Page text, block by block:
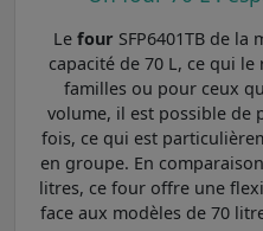
Le four SFP6401TB de
capacité de 70 L, ce qui
familles ou pour ceux
volume, il est possible de
fois, ce qui est
en groupe. En
litres, ce four offre une
face aux modèles de 70